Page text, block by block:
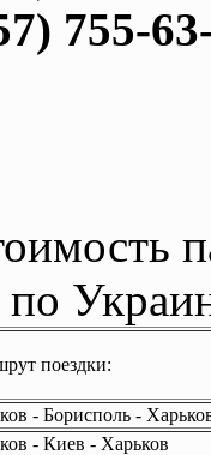
755-
по
поездки:
- Борисполь -
- Киев - Харьков